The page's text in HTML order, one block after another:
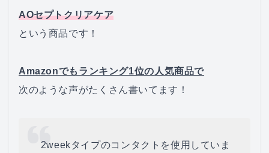
AOセプトクリアケア
という商品です！
Amazonでもランキング1位の人気商品で
次のような声がたくさん書いてます！
2weekタイプのコンタクトを使用していま